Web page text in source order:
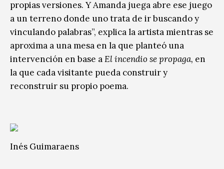
propias versiones. Y Amanda juega abre ese juego
a un terreno donde uno trata de ir buscando y
vinculando palabras”, explica la artista mientras se
aproxima a una mesa en la que planteó una
intervención en base aEl incendio se propaga, en
la que cada visitante pueda construir y
reconstruir su propio poema.
Inés Guimaraens